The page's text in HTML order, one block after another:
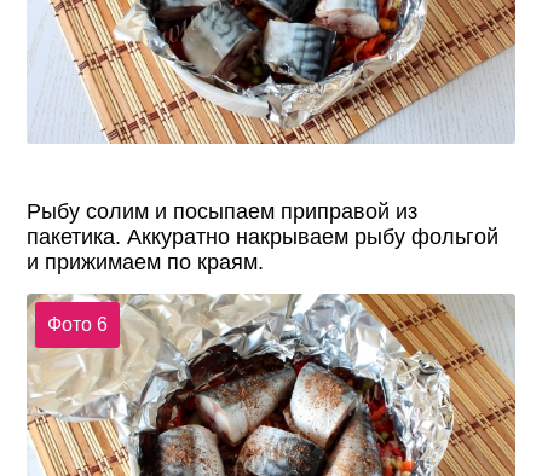
Рыбу солим и посыпаем приправой из
пакетика. Аккуратно накрываем рыбу фольгой
и прижимаем по краям.
Фото 6